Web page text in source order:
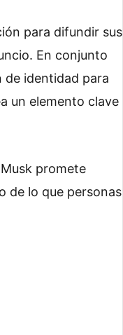
para difundir sus
En conjunto
de identidad para
un elemento clave
promete
de lo que personas